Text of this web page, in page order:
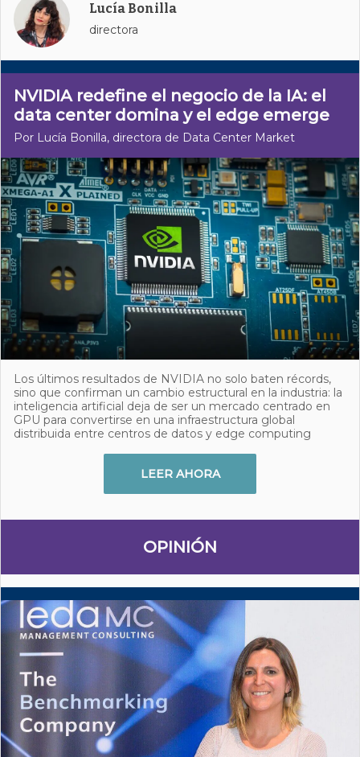
Lucía Bonilla
directora
NVIDIA redefine el negocio de la IA: el
data center domina y el edge emerge
Por Lucía Bonilla, directora de Data Center Market
Los últimos resultados de NVIDIA no solo baten récords,
sino que confirman un cambio estructural en la industria: la
inteligencia artificial deja de ser un mercado centrado en
GPU para convertirse en una infraestructura global
distribuida entre centros de datos y edge computing
LEER AHORA
OPINIÓN